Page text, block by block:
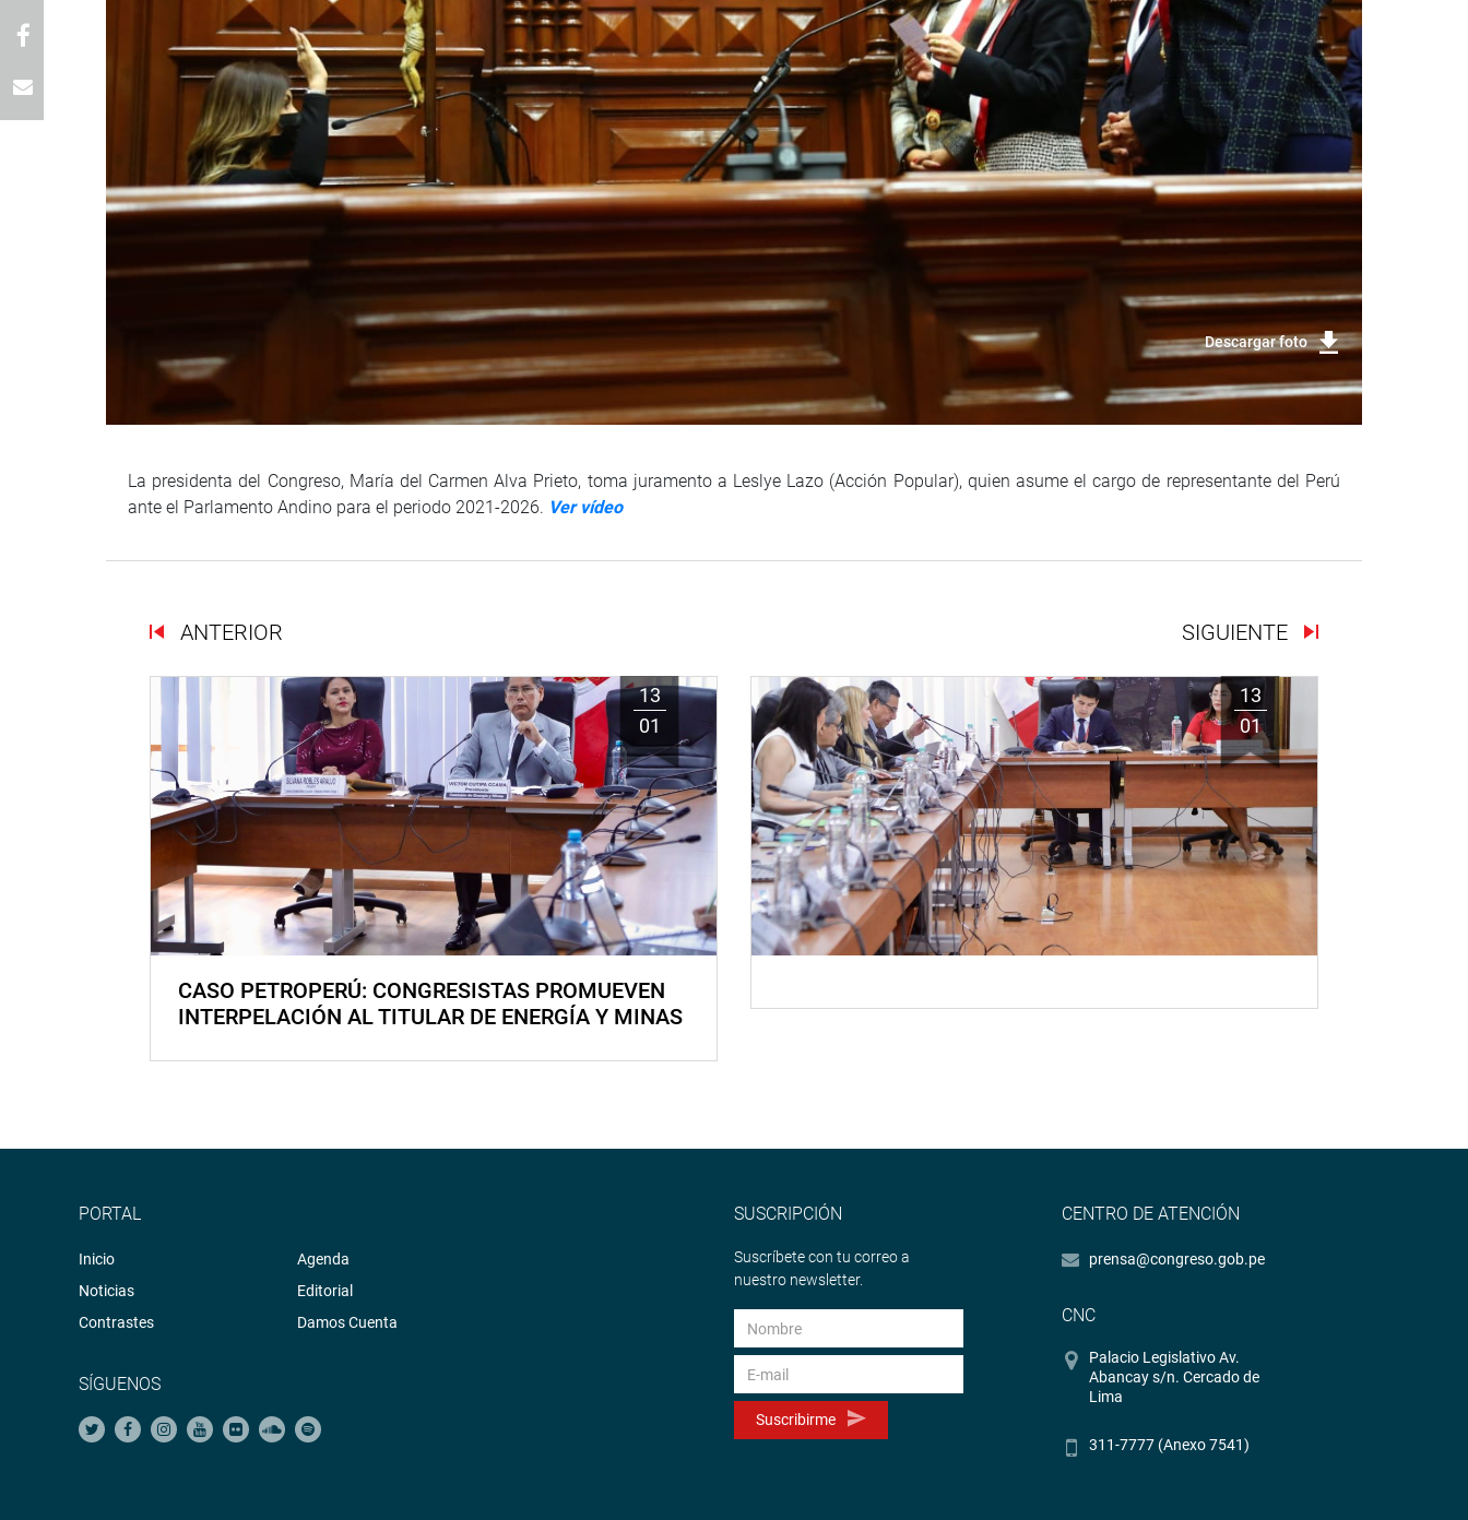
Descargar foto
La presidenta del Congreso, María del Carmen Alva Prieto, toma juramento a Leslye Lazo (Acción Popular), quien asume el cargo de representante del Perú
ante el Parlamento Andino para el periodo 2021-2026. Ver vídeo
ANTERIOR SIGUIENTE
13
01
CASO PETROPERÚ: CONGRESISTAS PROMUEVEN
INTERPELACIÓN AL TITULAR DE ENERGÍA Y MINAS
13
01
PORTAL
Inicio
Noticias
Contrastes
Agenda
Editorial
Damos Cuenta
SÍGUENOS
SUSCRIPCIÓN
Suscríbete con tu correo a
nuestro newsletter.
Suscribirme
CENTRO DE ATENCIÓN
prensa@congreso.gob.pe
CNC
Palacio Legislativo Av.
Abancay s/n. Cercado de
Lima
311-7777 (Anexo 7541)